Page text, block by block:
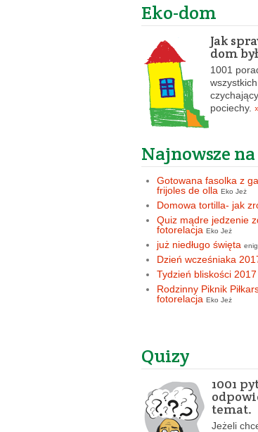
Eko-dom
Jak
dom
1001
pociechy.
Najnowsze
Gotowana fasolka z
frijoles de olla Eko Jeż
Domowa tortilla- jak
Quiz mądre jedzenie
fotorelacja Eko Jeż
już niedługo święta
Dzień wcześniaka
Tydzień bliskości
Rodzinny Piknik
fotorelacja Eko Jeż
Quizy
1001
temat.
Jeżeli